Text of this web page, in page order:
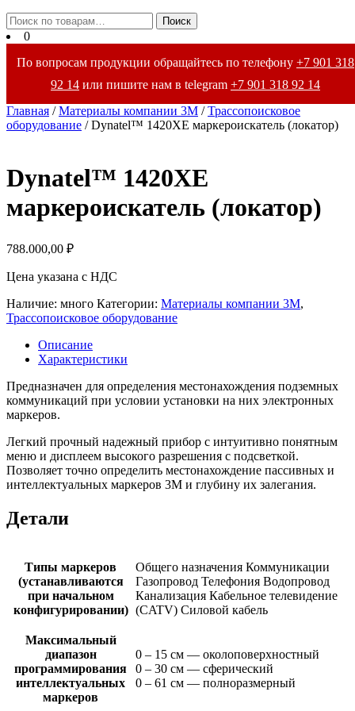
Закрыть
меню
Искать: Поиск
0
По вопросам продукции обращайтесь по телефону +7 901 318
92 14 или пишите нам в telegram +7 901 318 92 14
Главная /Материалы компании 3М /Трассопоисковое
оборудование / Dynatel™ 1420XE маркероискатель (локатор)
Dynatel™ 1420XE
маркероискатель (локатор)
788.000,00 ₽
Цена указана с НДС
Наличие: много Категории: Материалы компании 3М,
Трассопоисковое оборудование
Описание
Характеристики
Предназначен для определения местонахождения подземных
коммуникаций при условии установки на них электронных
маркеров.
Легкий прочный надежный прибор с интуитивно понятным
меню и дисплеем высокого разрешения с подсветкой.
Позволяет точно определить местонахождение пассивных и
интеллектуальных маркеров 3M и глубину их залегания.
Детали
Типы маркеров
(устанавливаются
при начальном
конфигурировании)
Общего назначения Коммуникации
Газопровод Телефония Водопровод
Канализация Кабельное телевидение
(CATV) Силовой кабель
Максимальный
диапазон
программирования
интеллектуальных
маркеров
0 – 15 см — околоповерхностный
0 – 30 см — сферический
0 – 61 см — полноразмерный